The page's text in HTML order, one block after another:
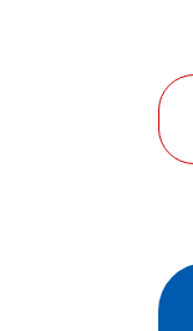
本
文